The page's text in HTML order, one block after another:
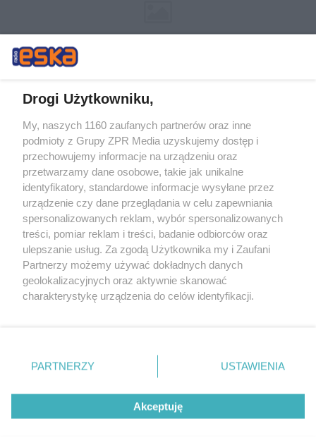
Żaden utwór zamieszczony w serwisie nie może być powielany i
rozpowszechniany lub dalej rozpowszechniany w jakikolwiek sposób (w
tym także elektroniczny lub mechaniczny) na jakimkolwiek polu
eksploatacji w jakiejkolwiek formie, włącznie z umieszczaniem w
Internecie bez pisemnej zgody właściciela praw. Jakiekolwiek użycie lub
wykorzystanie utworów w całości lub w części z naruszeniem prawa,
tzn. bez właściwej zgody, jest zabronione pod groźbą kary i może być
ścigane prawnie.
© 2026 Grupa ZPR Media
Drogi Użytkowniku,
My, naszych 1160 zaufanych partnerów oraz inne
podmioty z Grupy ZPR Media uzyskujemy dostęp i
przechowujemy informacje na urządzeniu oraz
przetwarzamy dane osobowe, takie jak unikalne
identyfikatory, standardowe informacje wysyłane przez
urządzenie czy dane przeglądania w celu zapewniania
spersonalizowanych reklam, wybór spersonalizowanych
treści, pomiar reklam i treści, badanie odbiorców oraz
ulepszanie usług. Za zgodą Użytkownika my i Zaufani
Partnerzy możemy używać dokładnych danych
geolokalizacyjnych oraz aktywnie skanować
charakterystykę urządzenia do celów identyfikacji.
zmienić/wycofać klikając przycisk ustawień prywatności
znajdujący się w lewym dolnym rogu strony
rodzaje przetwarzania danych nie wymagają zgody
użytkownika, ale masz prawo sprzeciwić się takiemu
przetwarzaniu. Preferencje będą miały zastosowanie tylko
PARTNERZY USTAWIENIA
Akceptuję